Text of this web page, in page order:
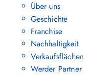
Über uns
Geschichte
Franchise
Nachhaltigkeit
Verkaufsflächen
Werder Partner